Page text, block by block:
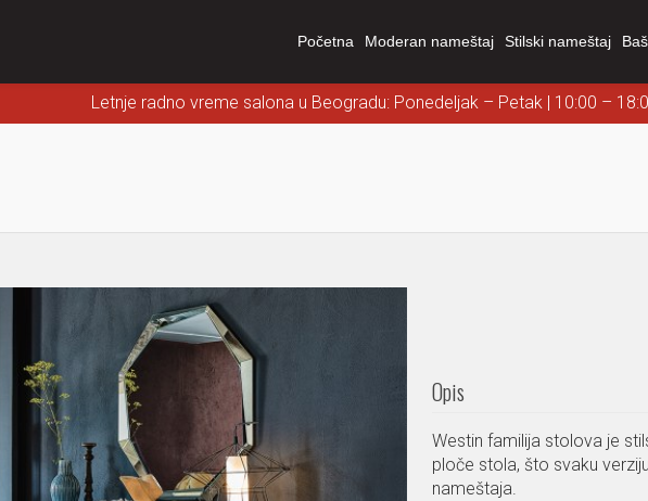
Početna Moderan nameštaj Stilski nameštaj
Letnje radno vreme salona u Beogradu: Ponedeljak – Petak | 10:00 –
Opis
Westin familija stolova je
ploče stola, što svaku
nameštaja.